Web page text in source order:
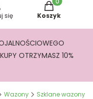
się
Produkty w
Koszyk
OTRZYMASZ 10%
Wazony Szklane wazony